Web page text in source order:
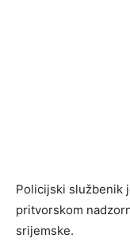
Policijski službenik
pritvorskom
srijemske.